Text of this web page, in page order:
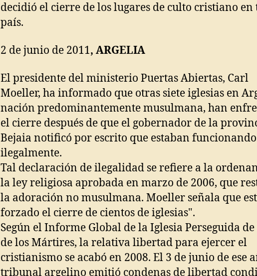
decidió el cierre de los lugares de culto cristiano en
país.
2 de junio de 2011, ARGELIA
El presidente del ministerio Puertas Abiertas, Carl
Moeller, ha informado que otras siete iglesias en
nación predominantemente musulmana, han
el cierre después de que el gobernador de la
Bejaia notificó por escrito que estaban funcionando
ilegalmente.
Tal declaración de ilegalidad se refiere a la
la ley religiosa aprobada en marzo de 2006, que
la adoración no musulmana. Moeller señala que
forzado el cierre de cientos de iglesias".
Según el Informe Global de la Iglesia Perseguida de
de los Mártires, la relativa libertad para ejercer el
cristianismo se acabó en 2008. El 3 de junio de ese
tribunal argelino emitió condenas de libertad